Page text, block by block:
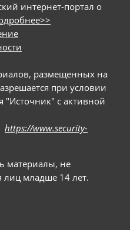
интернет-портал о
размещенных на
при условии
"Источник" с активной
https://www.security-
материалы, не
лиц младше 14 лет.